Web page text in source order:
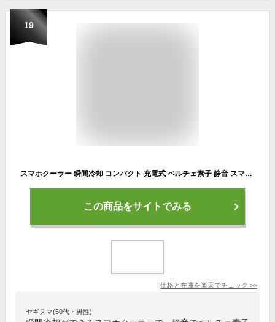
19
スマホクーラー 瞬間冷却 コンパクト 充電式 ペルチェ素子 静音 スマートフォン 暑さ対策 冷却グッズ スマホ熱中症
この商品をサイトでみる
価格と在庫を楽天でチェック >>
ヤギヌマ(50代・男性)